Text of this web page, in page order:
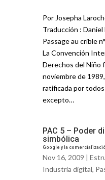
Por Josepha
Traducción :
Passage au crible
La Convención
Derechos del Niño
noviembre de
ratificada por
excepto…
PAC 5 – Poder
simbólica
Google y la
Nov 16, 2009 |
Industria digital,